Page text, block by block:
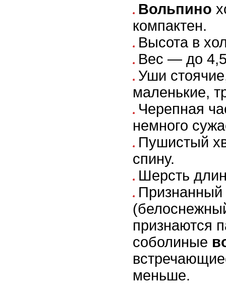
Вольпино
компактен.
Высота в
Вес — до 4,5
Уши
маленькие,
Черепная
немного
Пушистый
спину.
Шерсть
признаются
соболиные
меньше.